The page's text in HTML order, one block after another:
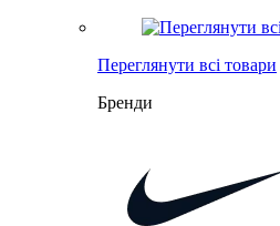
Переглянути всі товари
Бренди